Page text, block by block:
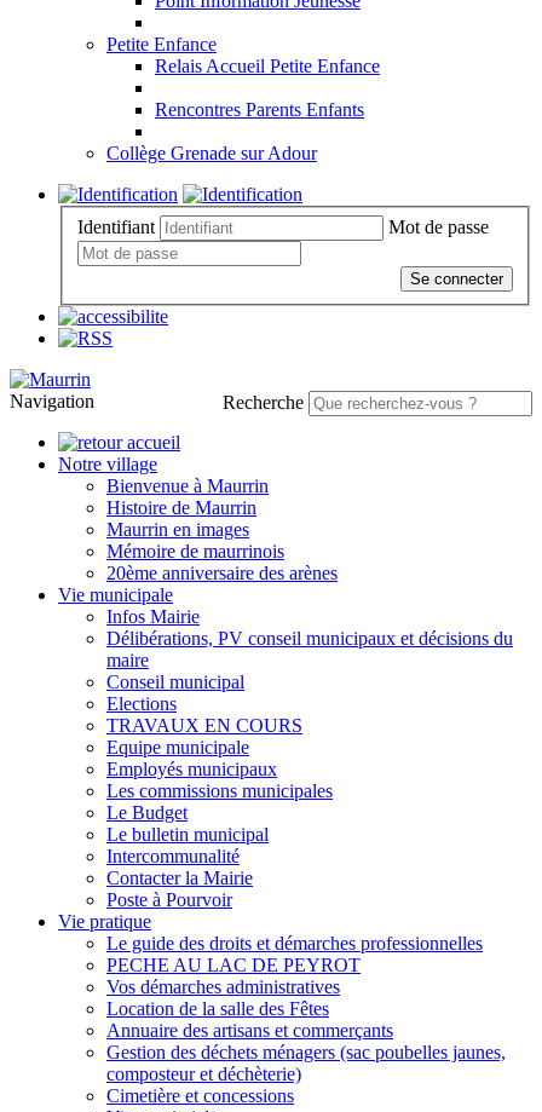
Petite Enfance
Relais Accueil Petite Enfance
Rencontres Parents Enfants
Collège Grenade sur Adour
Identifiant Mot de passe
Se connecter
Recherche
Navigation
Notre village
Bienvenue à Maurrin
Histoire de Maurrin
Maurrin en images
Mémoire de maurrinois
20ème anniversaire des arènes
Vie municipale
Infos Mairie
Délibérations, PV conseil municipaux et décisions du
maire
Conseil municipal
Elections
TRAVAUX EN COURS
Equipe municipale
Employés municipaux
Les commissions municipales
Le Budget
Le bulletin municipal
Intercommunalité
Contacter la Mairie
Poste à Pourvoir
Vie pratique
Le guide des droits et démarches professionnelles
PECHE AU LAC DE PEYROT
Vos démarches administratives
Location de la salle des Fêtes
Annuaire des artisans et commerçants
Gestion des déchets ménagers (sac poubelles jaunes,
composteur et déchèterie)
Cimetière et concessions